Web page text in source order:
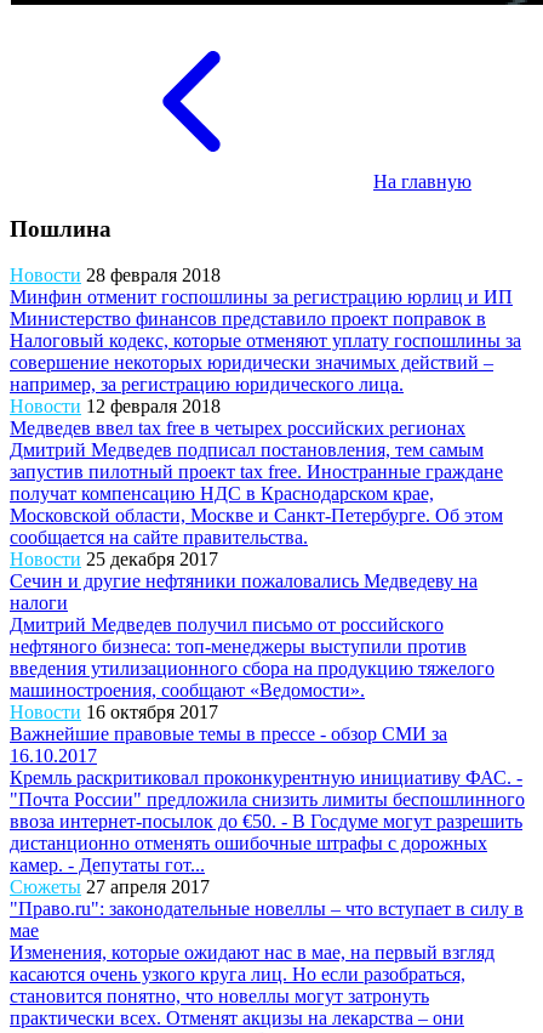
На главную
Пошлина
Новости 28 февраля 2018
Минфин отменит госпошлины за регистрацию юрлиц и ИП
Министерство финансов представило проект поправок в
Налоговый кодекс, которые отменяют уплату госпошлины за
совершение некоторых юридически значимых действий –
например, за регистрацию юридического лица.
Новости 12 февраля 2018
Медведев ввел tax free в четырех российских регионах
Дмитрий Медведев подписал постановления, тем самым
запустив пилотный проект tax free. Иностранные граждане
получат компенсацию НДС в Краснодарском крае,
Московской области, Москве и Санкт-Петербурге. Об этом
сообщается на сайте правительства.
Новости 25 декабря 2017
Сечин и другие нефтяники пожаловались Медведеву на
налоги
Дмитрий Медведев получил письмо от российского
нефтяного бизнеса: топ-менеджеры выступили против
введения утилизационного сбора на продукцию тяжелого
машиностроения, сообщают «Ведомости».
Новости 16 октября 2017
Важнейшие правовые темы в прессе - обзор СМИ за
16.10.2017
Кремль раскритиковал проконкурентную инициативу ФАС. -
"Почта России" предложила снизить лимиты беспошлинного
ввоза интернет-посылок до €50. - В Госдуме могут разрешить
дистанционно отменять ошибочные штрафы с дорожных
камер. - Депутаты гот...
Сюжеты 27 апреля 2017
"Право.ru": законодательные новеллы – что вступает в силу в
мае
Изменения, которые ожидают нас в мае, на первый взгляд
касаются очень узкого круга лиц. Но если разобраться,
становится понятно, что новеллы могут затронуть
практически всех. Отменят акцизы на лекарства – они